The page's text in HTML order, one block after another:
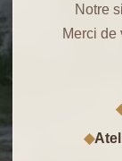
Notre
Merci de
◆